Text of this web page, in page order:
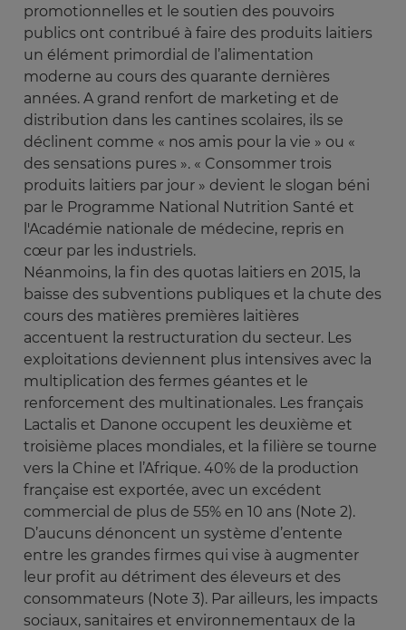
promotionnelles et le soutien des pouvoirs
publics ont contribué à faire des produits laitiers
un élément primordial de l’alimentation
moderne au cours des quarante dernières
années. A grand renfort de marketing et de
distribution dans les cantines scolaires, ils se
déclinent comme « nos amis pour la vie » ou «
des sensations pures ». « Consommer trois
produits laitiers par jour » devient le slogan béni
par le Programme National Nutrition Santé et
l'Académie nationale de médecine, repris en
cœur par les industriels.
Néanmoins, la fin des quotas laitiers en 2015, la
baisse des subventions publiques et la chute des
cours des matières premières laitières
accentuent la restructuration du secteur. Les
exploitations deviennent plus intensives avec la
multiplication des fermes géantes et le
renforcement des multinationales. Les français
Lactalis et Danone occupent les deuxième et
troisième places mondiales, et la filière se tourne
vers la Chine et l’Afrique. 40% de la production
française est exportée, avec un excédent
commercial de plus de 55% en 10 ans (Note 2).
D’aucuns dénoncent un système d’entente
entre les grandes firmes qui vise à augmenter
leur profit au détriment des éleveurs et des
consommateurs (Note 3). Par ailleurs, les impacts
sociaux, sanitaires et environnementaux de la